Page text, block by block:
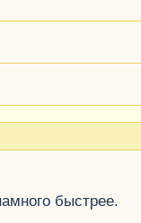
быстрее.